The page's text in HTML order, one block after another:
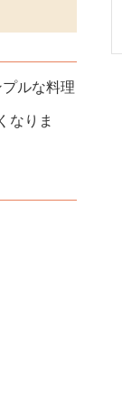
ルな料理
なりま